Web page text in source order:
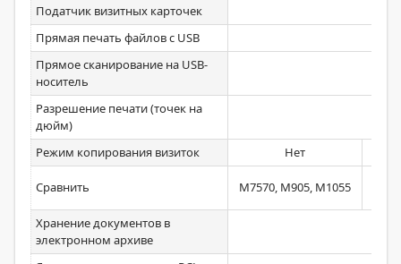
Податчик визитных карточек
Прямая печать файлов с USB
Прямое сканирование на USB-
носитель
Разрешение печати (точек на
дюйм)
Режим копирования визиток
Нет
Сравнить M7570, M905, M1055
Хранение документов в
электронном архиве